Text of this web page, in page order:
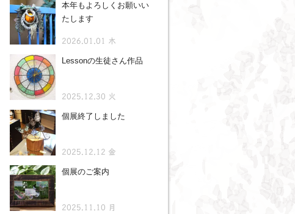
本年もよろしくお願いい
たします
2026.01.01 木
Lessonの生徒さん作品
2025.12.30 火
個展終了しました
2025.12.12 金
個展のご案内
2025.11.10 月